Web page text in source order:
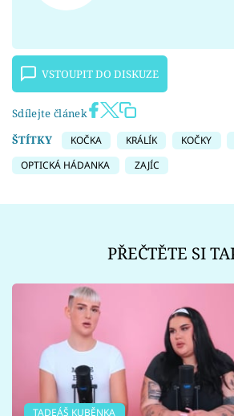
VSTOUPIT DO DISKUZE
Sdílejte článek
ŠTÍTKY
KOČKA KRÁLÍK KOČKY
OPTICKÁ HÁDANKA
ZAJÍC
PŘEČTĚTE SI
TADEÁŠ KUBĚNKA